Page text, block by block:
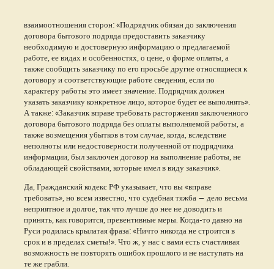
взаимоотношения сторон: «Подрядчик обязан до заключения
договора бытового подряда предоставить заказчику
необходимую и достоверную информацию о предлагаемой
работе, ее видах и особенностях, о цене, о форме оплаты, а
также сообщить заказчику по его просьбе другие относящиеся к
договору и соответствующие работе сведения, если по
характеру работы это имеет значение. Подрядчик должен
указать заказчику конкретное лицо, которое будет ее выполнять».
А также: «Заказчик вправе требовать расторжения заключенного
договора бытового подряда без оплаты выполняемой работы, а
также возмещения убытков в том случае, когда, вследствие
неполноты или недостоверности полученной от подрядчика
информации, был заключен договор на выполнение работы, не
обладающей свойствами, которые имел в виду заказчик».
Да, Гражданский кодекс РФ указывает, что вы «вправе
требовать», но всем известно, что судебная тяжба — дело весьма
неприятное и долгое, так что лучше до нее не доводить и
принять, как говорится, превентивные меры. Когда-то давно на
Руси родилась крылатая фраза: «Ничто никогда не строится в
срок и в пределах сметы!». Что ж, у нас с вами есть счастливая
возможность не повторять ошибок прошлого и не наступать на
те же грабли.